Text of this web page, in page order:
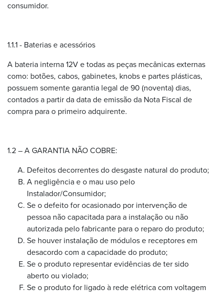
consumidor.
1.1.1 - Baterias e acessórios
A bateria interna 12V e todas as peças mecânicas externas
como: botões, cabos, gabinetes, knobs e partes plásticas,
possuem somente garantia legal de 90 (noventa) dias,
contados a partir da data de emissão da Nota Fiscal de
compra para o primeiro adquirente.
1.2 – A GARANTIA NÃO COBRE:
Defeitos decorrentes do desgaste natural do produto;
A negligência e o mau uso pelo
Instalador/Consumidor;
Se o defeito for ocasionado por intervenção de
pessoa não capacitada para a instalação ou não
autorizada pelo fabricante para o reparo do produto;
Se houver instalação de módulos e receptores em
desacordo com a capacidade do produto;
Se o produto representar evidências de ter sido
aberto ou violado;
Se o produto for ligado à rede elétrica com voltagem